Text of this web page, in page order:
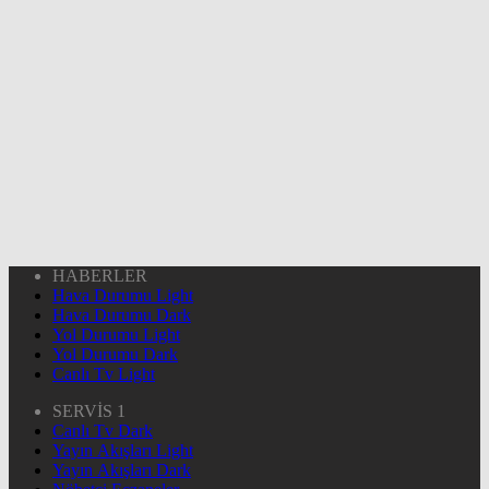
HABERLER
Hava Durumu Light
Hava Durumu Dark
Yol Durumu Light
Yol Durumu Dark
Canlı Tv Light
SERVİS 1
Canlı Tv Dark
Yayın Akışları Light
Yayın Akışları Dark